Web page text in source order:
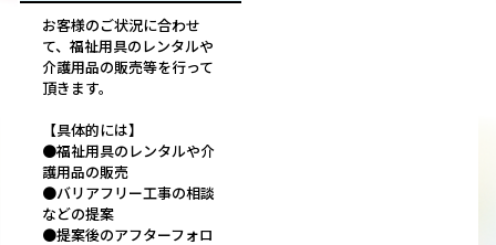
お客様のご状況に合わせ
て、福祉用具のレンタルや
介護用品の販売等を行って
頂きます。
【具体的には】
●福祉用具のレンタルや介
護用品の販売
●バリアフリー工事の相談
などの提案
●提案後のアフターフォロ